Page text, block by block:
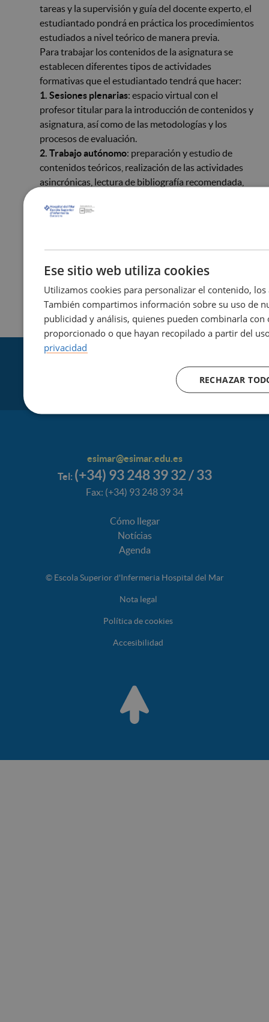
tareas y la supervisión y guía del docente experto, el
estudiantado pondrá en práctica los procedimientos
estudiados a nivel teórico de manera previa.
Para trabajar los contenidos de la asignatura se
establecen diferentes tipos de actividades
formativas que el estudiantado tendrá que hacer:
1. Sesiones plenarias: espacio virtual con el
profesor titular para la introducción de contenidos y
asignatura, así como de las metodologías y los
procesos de evaluación.
2. Trabajo autónomo: preparación y estudio de
contenidos teóricos, realización de las actividades
asincrónicas, lectura de bibliografía recomendada,
3. Simulaciones
conocimientos teóricos estudiados previamente.
4. Trabajo colaborativo: trabajo en equipo que se
través de la plataforma Moodle, con el objetivo de
consolidar los conocimientos adquiridos.
esimar@esimar.edu.es
Tel: (+34) 93 248 39 32 / 33
Fax: (+34) 93 248 39 34
Cómo llegar
Notícias
Agenda
© Escola Superior d'Infermeria Hospital del Mar
Nota legal
Política de cookies
Accesibilidad
Ese sitio web utiliza cookies
Utilizamos cookies para personalizar el contenido,
También compartimos información sobre su uso de
publicidad y análisis, quienes pueden combinarla
proporcionado o que hayan recopilado a partir del
privacidad
RECHAZAR